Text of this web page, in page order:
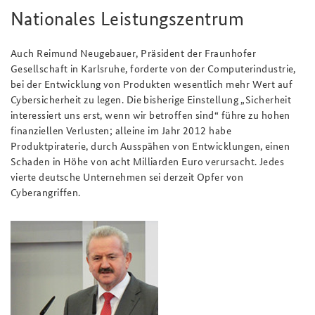
Nationales Leistungszentrum
Auch Reimund Neugebauer, Präsident der Fraunhofer
Gesellschaft in Karlsruhe, forderte von der Computerindustrie,
bei der Entwicklung von Produkten wesentlich mehr Wert auf
Cybersicherheit zu legen. Die bisherige Einstellung „Sicherheit
interessiert uns erst, wenn wir betroffen sind“ führe zu hohen
finanziellen Verlusten; alleine im Jahr 2012 habe
Produktpiraterie, durch Ausspähen von Entwicklungen, einen
Schaden in Höhe von acht Milliarden Euro verursacht. Jedes
vierte deutsche Unternehmen sei derzeit Opfer von
Cyberangriffen.